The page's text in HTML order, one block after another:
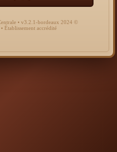
© 2024 Bibliothèque Universitaire Centrale • v3.2.1-bordeaux
Établissement accrédité • وزارة التعليم العالي